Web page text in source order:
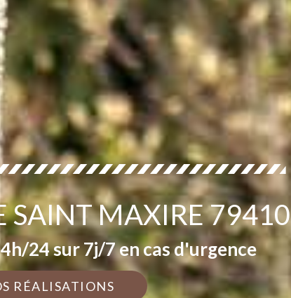
SAINT MAXIRE 79410
24 sur 7j/7 en cas d'urgence
RÉALISATIONS